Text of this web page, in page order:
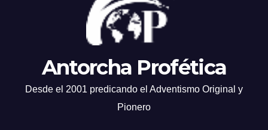
Antorcha Profética
Desde el 2001 predicando el Adventismo Original y
Pionero